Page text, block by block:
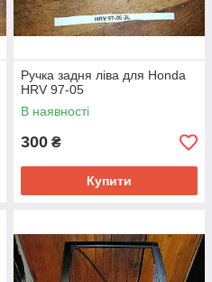
Ручка задня ліва для Honda
HRV 97-05
В наявності
300 ₴
Купити